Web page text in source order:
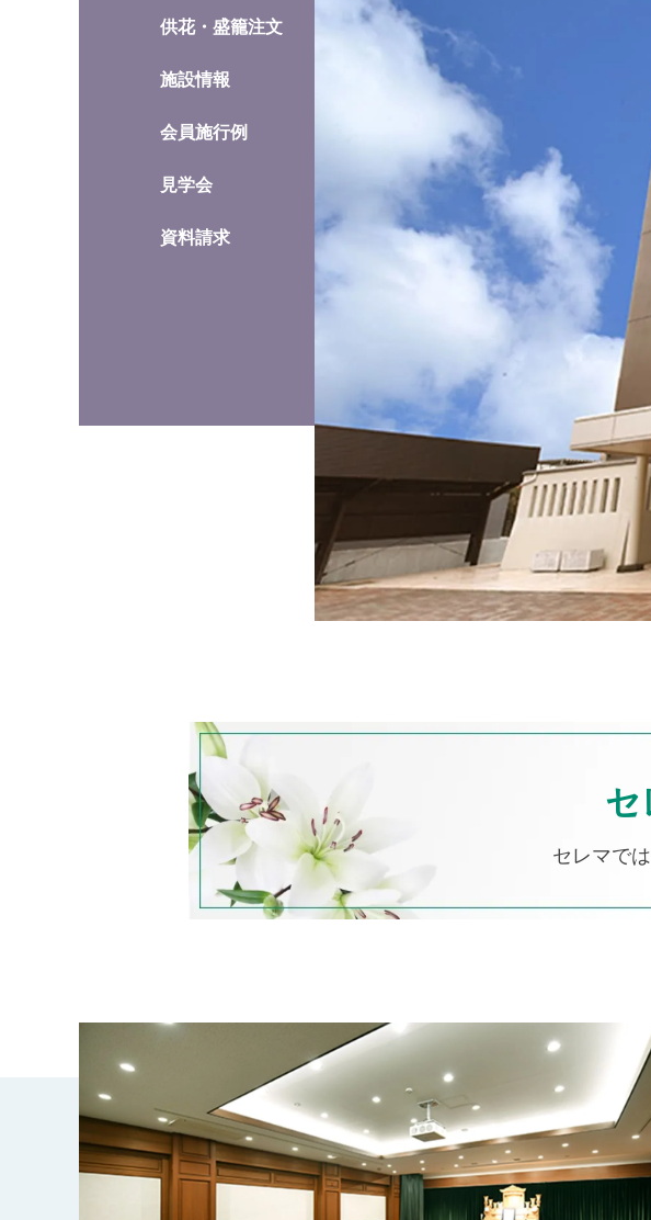
供花・盛籠注文
施設情報
会員施行例
見学会
資料請求
セ
セレマで